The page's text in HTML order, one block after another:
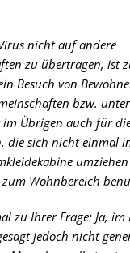
nicht auf andere
zu übertragen, ist
Besuch von
bzw.
Übrigen auch für
die sich nicht einmal
Wohnbereich
zu Ihrer Frage: Ja,
jedoch nicht